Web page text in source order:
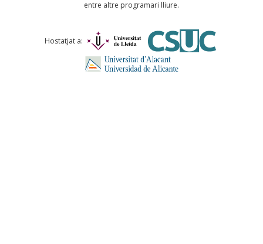
Comentari *
entre altre programari lliure.
Hostatjat a: